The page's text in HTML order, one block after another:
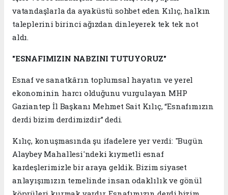
vatandaşlarla da ayaküstü sohbet eden Kılıç, halkın
taleplerini birinci ağızdan dinleyerek tek tek not
aldı.
"ESNAFIMIZIN NABZINI TUTUYORUZ"
Esnaf ve sanatkârın toplumsal hayatın ve yerel
ekonominin harcı olduğunu vurgulayan MHP
Gaziantep İl Başkanı Mehmet Sait Kılıç, “Esnafımızın
derdi bizim derdimizdir” dedi.
Kılıç, konuşmasında şu ifadelere yer verdi: "Bugün
Alaybey Mahallesi'ndeki kıymetli esnaf
kardeşlerimizle bir araya geldik. Bizim siyaset
anlayışımızın temelinde insan odaklılık ve gönül